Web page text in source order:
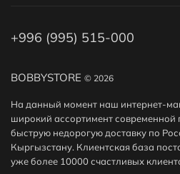
BOBBYSTORE © 2026
На данный момент наш интернет-
широкий ассортимент современной
быструю недорогую доставку по
Кыргызстану. Клиентская база
уже более 10000 счастливых
+996 (995) 515-000